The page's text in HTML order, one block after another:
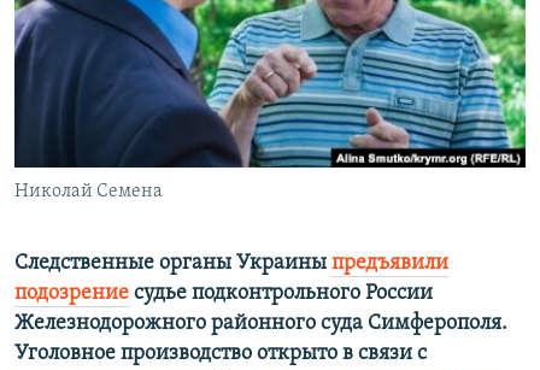
ПОБЕДИТЕЛЕЙ НЕ СУДЯТ?
КРЫМ.НЕПОКОРЕННЫЙ
УКРАИНСКАЯ ПРОБЛЕМА КРЫМА
ПРИСОЕДИНЯЙТЕСЬ!
Все сайты RFE/RL
Николай Семена
Следственные органы Украины предъявили
подозрение судье подконтрольного России
Железнодорожного районного суда Симферополя.
Уголовное производство открыто в связи с